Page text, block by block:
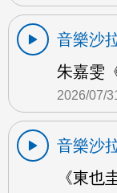
音樂沙
朱嘉雯
2026/07/
音樂沙
《東也